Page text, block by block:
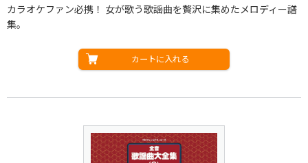
カラオケファン必携！ 女が歌う歌謡曲を贅沢に集めたメロディー譜
集。
カートに入れる